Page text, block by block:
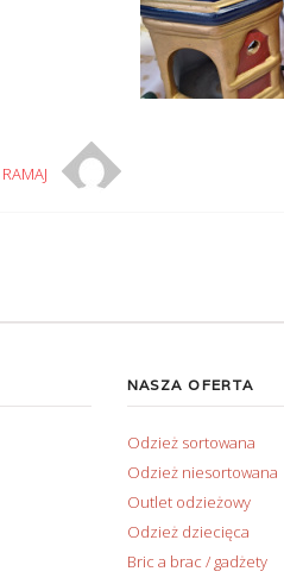
RAMAJ
NASZA OFERTA
Odzież sortowana
Odzież niesortowana
Outlet odzieżowy
Odzież dziecięca
Bric a brac / gadżety